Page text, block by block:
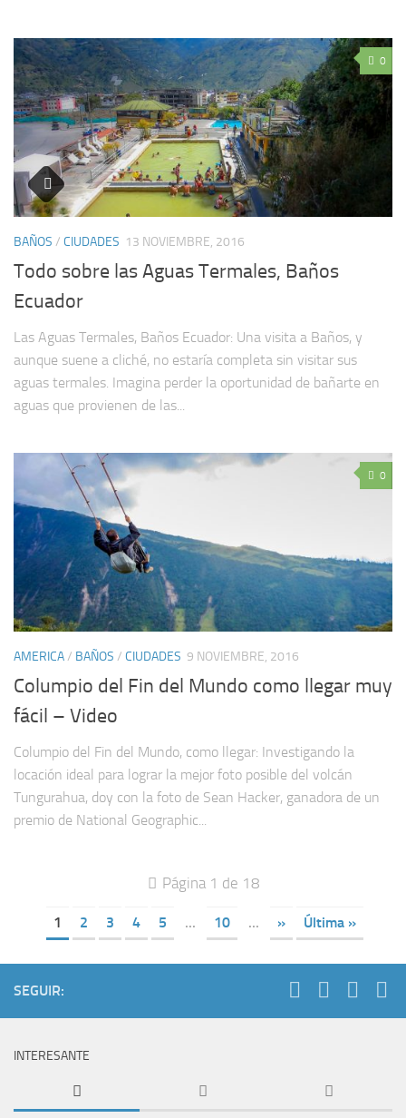
0
BAÑOS / CIUDADES 13 NOVIEMBRE, 2016
Todo sobre las Aguas Termales, Baños
Ecuador
Las Aguas Termales, Baños Ecuador: Una visita a Baños, y
aunque suene a cliché, no estaría completa sin visitar sus
aguas termales. Imagina perder la oportunidad de bañarte en
aguas que provienen de las...
0
AMERICA/ BAÑOS / CIUDADES 9 NOVIEMBRE, 2016
Columpio del Fin del Mundo como llegar muy
fácil – Video
Columpio del Fin del Mundo, como llegar: Investigando la
locación ideal para lograr la mejor foto posible del volcán
Tungurahua, doy con la foto de Sean Hacker, ganadora de un
premio de National Geographic...
Página 1 de 18
1 2 3 4 5 ... 10 ... » Última »
SEGUIR:
INTERESANTE